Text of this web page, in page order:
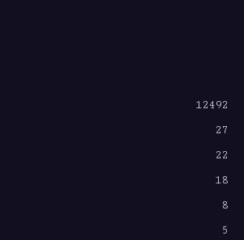
12492
27
22
18
8
5